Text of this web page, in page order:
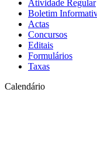
Atividade Regular
Boletim
Actas
Concursos
Editais
Formulários
Taxas
Calendário